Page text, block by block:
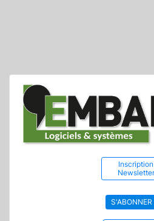
Inscription
Newsletter
S'ABONNER